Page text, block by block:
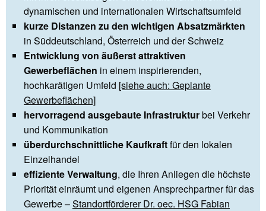
dynamischen und internationalen Wirtschaftsumfeld
kurze Distanzen zu den wichtigen Absatzmärkten
in Süddeutschland, Österreich und der Schweiz
Entwicklung von äußerst attraktiven
Gewerbeflächen in einem inspirierenden,
hochkarätigen Umfeld [siehe auch: Geplante
Gewerbeflächen]
hervorragend ausgebaute Infrastrukturbei Verkehr
und Kommunikation
überdurchschnittliche Kaufkraftfür den lokalen
Einzelhandel
effiziente Verwaltung, die Ihren Anliegen die höchste
Priorität einräumt und eigenen Ansprechpartner für das
Gewerbe –Standortförderer Dr. oec. HSG Fabian